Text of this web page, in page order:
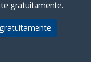
gratuitamente.